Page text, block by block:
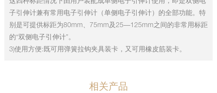
子引伸计兼有常用电子引伸计（单侧电子引伸计）的全部功能。特
别是可提供标距为80mm、75mm及25—125mm之间的非常用标距
的“双侧电子引伸计”。
3)使用方便:既可用弹簧拉钩夹具装卡，又可用橡皮筋装卡。
相关产品